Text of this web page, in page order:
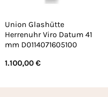
Union Glashütte
Herrenuhr Viro Datum 41
mm D0114071605100
1.100,00 €